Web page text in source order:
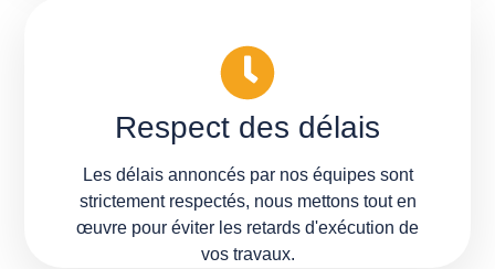
Respect des délais
Les délais annoncés par nos équipes sont
strictement respectés, nous mettons tout en
œuvre pour éviter les retards d'exécution de
vos travaux.